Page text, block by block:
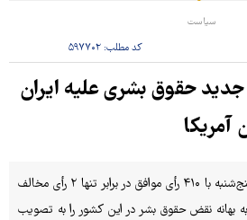
سیاست
کد مطلب: ۵۹۷۷۰۲
حقوق بشری علیه ایران
آمریکا
مجلس نمایندگان آمریکا روز پنج‌شنبه با ۴۱۰ رأی موافق در برابر تنها ۲ رأی مخالف
بهانه نقض حقوق بشر در این کشور را به تصویب